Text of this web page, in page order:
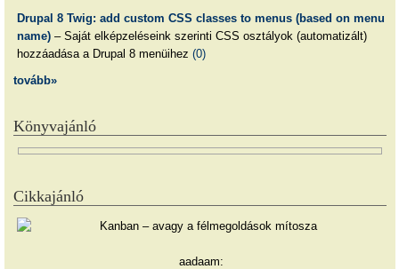
Drupal 8 Twig: add custom CSS classes to menus (based on menu
name)– Saját elképzeléseink szerinti CSS osztályok (automatizált)
hozzáadása a Drupal 8 menüihez (0)
tovább»
Könyvajánló
Cikkajánló
aadaam: